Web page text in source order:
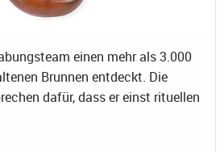
einen mehr als 3.000
Brunnen entdeckt. Die
dafür, dass er einst rituellen